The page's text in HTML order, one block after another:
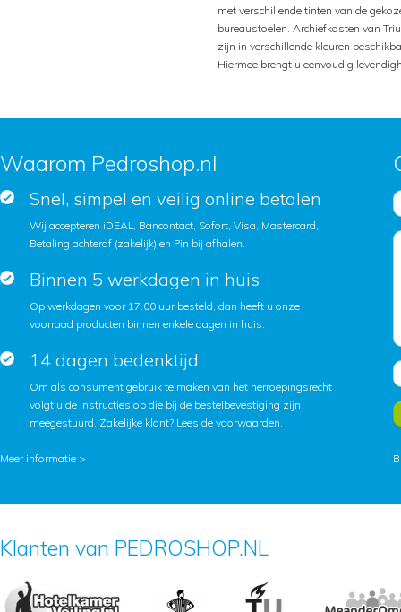
met verschillende tinten van de
bureaustoelen. Archiefkasten van
zijn in verschillende kleuren
Hiermee brengt u eenvoudig
Waarom Pedroshop.nl
Snel, simpel en veilig online betalen
Wij accepteren iDEAL, Bancontact, Sofort, Visa, Mastercard,
Betaling achteraf (zakelijk) en Pin bij afhalen.
Binnen 5 werkdagen in huis
Op werkdagen voor 17.00 uur besteld, dan heeft u onze
voorraad producten binnen enkele dagen in huis.
14 dagen bedenktijd
Om als consument gebruik te maken van het herroepingsrecht
volgt u de instructies op die bij de bestelbevestiging zijn
meegestuurd. Zakelijke klant? Lees de voorwaarden.
Meer informatie >
Klanten van PEDROSHOP.NL